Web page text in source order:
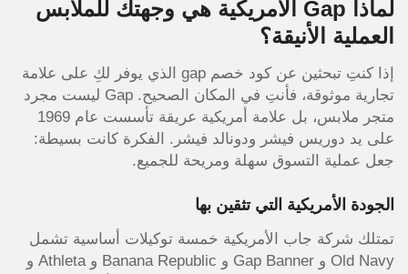
لماذا Gap الأمريكية هي وجهتك للملابس
العملية الأنيقة؟
إذا كنتِ تبحثين عن كود خصم gap الذي يوفر لكِ على علامة
تجارية موثوقة، فأنتِ في المكان الصحيح. Gap ليست مجرد
متجر ملابس، بل علامة أمريكية عريقة تأسست عام 1969
على يد دوريس فيشر ودونالد فيشر. الفكرة كانت بسيطة:
جعل عملية التسوق سهلة ومريحة للجميع.
الجودة الأمريكية التي تثقين بها
تمتلك شركة جاب الأمريكية خمسة توكيلات أساسية تشمل
Old Navy و Gap Banner و Banana Republic و Athleta و